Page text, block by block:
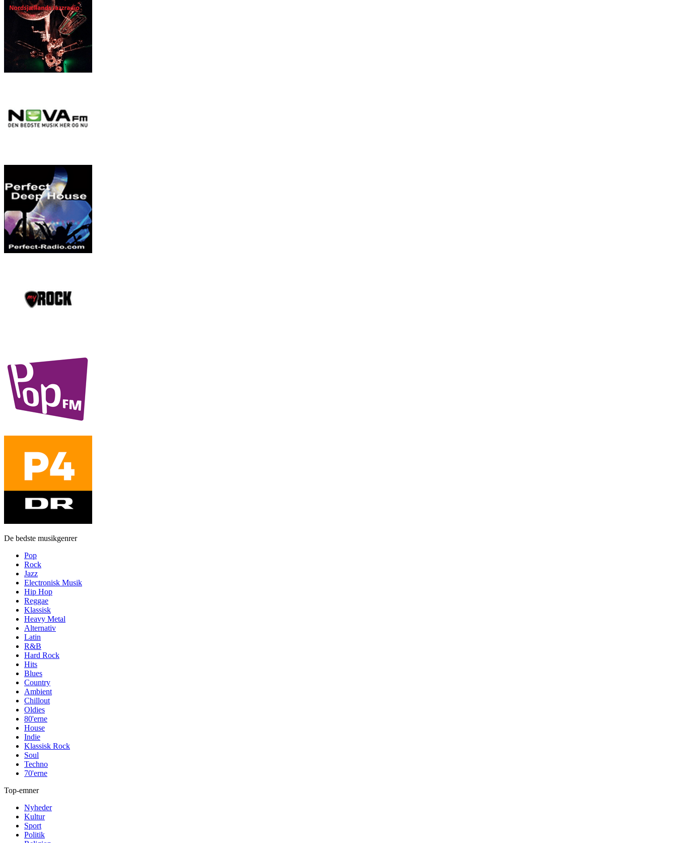
De bedste musikgenrer
Pop
Rock
Jazz
Electronisk Musik
Hip Hop
Reggae
Klassisk
Heavy Metal
Alternativ
Latin
R&B
Hard Rock
Hits
Blues
Country
Ambient
Chillout
Oldies
80'erne
House
Indie
Klassisk Rock
Soul
Techno
70'erne
Top-emner
Nyheder
Kultur
Sport
Politik